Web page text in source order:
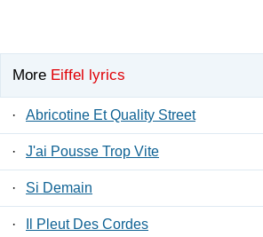
More Eiffel lyrics
· Abricotine Et Quality Street
· J'ai Pousse Trop Vite
· Si Demain
· Il Pleut Des Cordes